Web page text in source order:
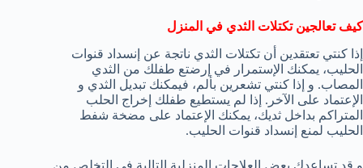
كيف تعالجين تكتلات الثدي في المنزل
إذا كنتي تعتقدين أن تكتلات الثدي ناتجة عن إنسداد قنوات
الحليب، يمكنك الإستمرار في إرضتع طفلك من الثدي
المصاب. و إذا كنتي تشعرين بألم، فيمكنك تبديل الثدي و
الإعتماد على الآخر. إذا لم يستطيع طفلك إخراج الحلب
المتراكم بداخل ثديك، يمكنك الإعتماد على مضخة شفط
الحليب لمنع إنسداد قنوات الحليب.
و قد تساعدك بعض العلاجات المنزلية التالية في التخلص من